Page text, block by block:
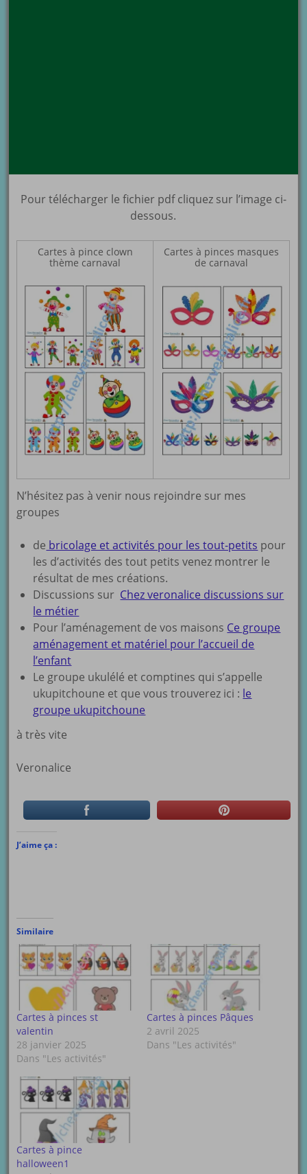
Pour télécharger le fichier pdf cliquez sur l’image ci-
dessous.
Cartes à pince clown
thème carnaval
Cartes à pinces masques
de carnaval
N’hésitez pas à venir nous rejoindre sur mes
groupes
de bricolage et activités pour les tout-petits pour
les d’activités des tout petits venez montrer le
résultat de mes créations.
Discussions sur Chez veronalice discussions sur
le métier
Pour l’aménagement de vos maisons Ce groupe
aménagement et matériel pour l’accueil de
l’enfant
Le groupe ukulélé et comptines qui s’appelle
ukupitchoune et que vous trouverez ici : le
groupe ukupitchoune
à très vite
Veronalice
J’aime ça :
Similaire
Cartes à pinces st
valentin
28 janvier 2025
Dans "Les activités"
Cartes à pinces Pâques
2 avril 2025
Dans "Les activités"
Cartes à pince
halloween1